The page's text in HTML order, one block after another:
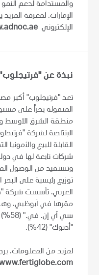
والمستدامة لدعم
الإمارات. لمعرفة
الإلكتروني
نبذة عن
تعد "فرتيجلوب" أكبر
المنقولة بحراً على
منطقة الشرق الأوسط
القابلة للبيع والأمونيا
شركات تابعة لها في
وتستفيد من الوصول
توزيع رئيسية على البحر
مقرها في أبوظبي،
سي
"أدنوك" (42%).
لمزيد من المعلومات،